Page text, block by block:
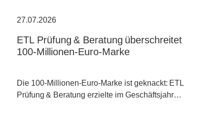
27.07.2026
ETL Prüfung & Beratung überschreitet
100-Millionen-Euro-Marke
Die 100-Millionen-Euro-Marke ist geknackt: ETL
Prüfung & Beratung erzielte im Geschäftsjahr…